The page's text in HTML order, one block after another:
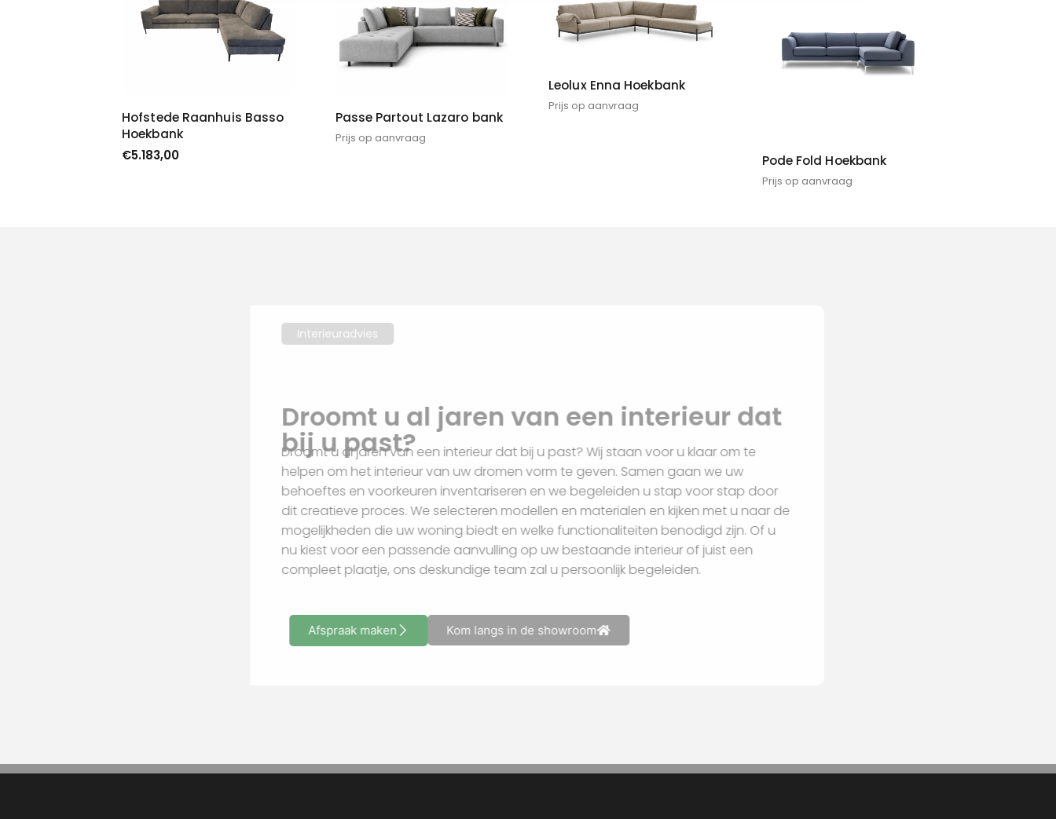
Hofstede Raanhuis Basso
Hoekbank
€5.183,00
Passe Partout Lazaro bank
Prijs op aanvraag
Leolux Enna Hoekbank
Prijs op aanvraag
Pode Fold Hoekbank
Prijs op aanvraag
Interieuradvies
bij u past?
Droomt u al jaren van een interieur dat bij u past? Wij staan voor u klaar om te
helpen om het interieur van uw dromen vorm te geven. Samen gaan we uw
behoeftes en voorkeuren inventariseren en we begeleiden u stap voor stap door
dit creatieve proces. We selecteren modellen en materialen en kijken met u naar de
mogelijkheden die uw woning biedt en welke functionaliteiten benodigd zijn. Of u
nu kiest voor een passende aanvulling op uw bestaande interieur of juist een
compleet plaatje, ons deskundige team zal u persoonlijk begeleiden.
Afspraak maken Kom langs in de showroom